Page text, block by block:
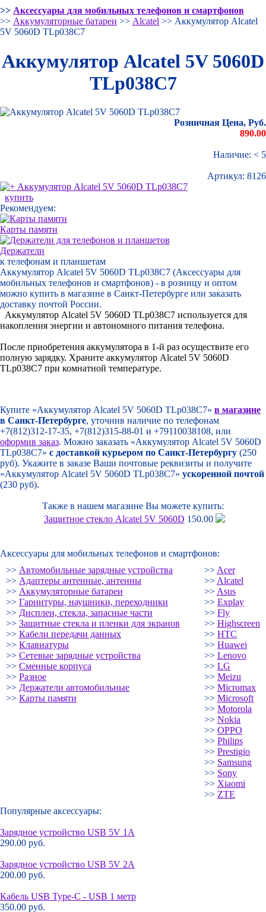
>> Аксессуары для мобильных телефонов и смартфонов
>> Аккумуляторные батареи >> Alcatel >> Аккумулятор Alcatel
5V 5060D TLp038C7
Аккумулятор Alcatel 5V 5060D
TLp038C7
Розничная Цена, Руб.
890.00
Наличие: < 5
Артикул: 8126
купить
Рекомендуем:
Карты памяти
Держатели
к телефонам и планшетам
Аккумулятор Alcatel 5V 5060D TLp038C7 (Аксессуары для
мобильных телефонов и смартфонов) - в розницу и оптом
можно купить в магазине в Санкт-Петербурге или заказать
доставку почтой России.
Аккумулятор Alcatel 5V 5060D TLp038C7 используется для
накопления энергии и автономного питания телефона.
После приобретения аккумулятора в 1-й раз осуществите его
полную зарядку. Храните аккумулятор Alcatel 5V 5060D
TLp038C7 при комнатной температуре.
Купите «Аккумулятор Alcatel 5V 5060D TLp038C7» в магазине
в Санкт-Петербурге, уточнив наличие по телефонам
+7(812)312-17-35, +7(812)315-88-01 и +79110038108, или
оформив заказ. Можно заказать «Аккумулятор Alcatel 5V 5060D
TLp038C7» с доставкой курьером по Санкт-Петербургу (250
руб). Укажите в заказе Ваши почтовые реквизиты и получите
«Аккумулятор Alcatel 5V 5060D TLp038C7» ускоренной почтой
(230 руб).
Также в нашем магазине Вы можете купить:
Защитное стекло Alcatel 5V 5060D 150.00
Аксессуары для мобильных телефонов и смартфонов:
>> Автомобильные зарядные устройства
>> Адаптеры антенные, антенны
>> Аккумуляторные батареи
>> Гарнитуры, наушники, переходники
>> Дисплеи, стекла, запасные части
>> Защитные стекла и пленки для экранов
>> Кабели передачи данных
>> Клавиатуры
>> Сетевые зарядные устройства
>> Сменные корпуса
>> Разное
>> Держатели автомобильные
>> Карты памяти
>> Acer
>> Alcatel
>> Asus
>> Explay
>> Fly
>> Highscreen
>> HTC
>> Huawei
>> Lenovo
>> LG
>> Meizu
>> Micromax
>> Microsoft
>> Motorola
>> Nokia
>> OPPO
>> Philips
>> Prestigio
>> Samsung
>> Sony
>> Xiaomi
>> ZTE
Популярные аксессуары:
Зарядное устройство USB 5V 1A
290.00 руб.
Зарядное устройство USB 5V 2A
200.00 руб.
Кабель USB Type-C - USB 1 метр
350.00 руб.